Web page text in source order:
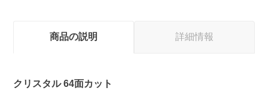
商品の説明 詳細情報
クリスタル 64面カット